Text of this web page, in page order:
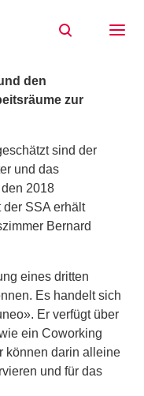
den
zur
sind der
und das
2018
SSA erhält
Bernard
eines dritten
Es handelt sich
Er verfügt über
ein Coworking
können darin alleine
und für das